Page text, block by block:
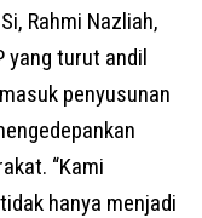
Rahmi Nazliah,
yang turut andil
penyusunan
“Kami
hanya menjadi